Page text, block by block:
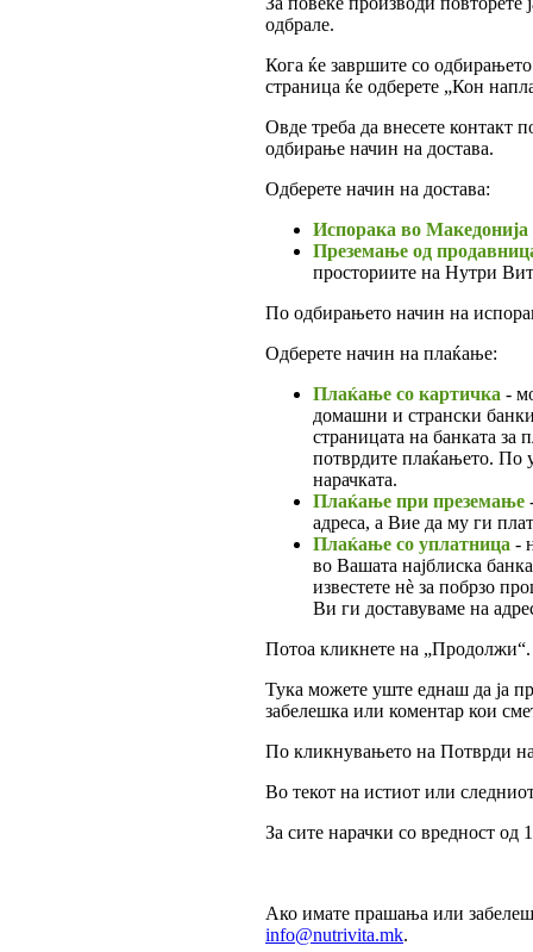
одбрале.
Кога ќе завршите со
страница ќе одберете „Кон
Овде треба да внесете контакт
одбирање начин на достава.
Одберете начин на достава:
Испорака во Македонија
Преземање од
просториите на Нутри
По одбирањето начин на
Одберете начин на плаќање:
Плаќање со картичка -
домашни и странски
страницата на банката за
потврдите плаќањето. По
нарачката.
Плаќање при преземање
адреса, а Вие да му ги
Плаќање со уплатница -
во Вашата најблиска
известете нè за побрзо
Ви ги доставуваме на
Потоа кликнете на „Продолжи“.
Тука можете уште еднаш да ја
забелешка или коментар кои
По кликнувањето на Потврди
Во текот на истиот или
За сите нарачки со вредност
Ако имате прашања или
info@nutrivita.mk.